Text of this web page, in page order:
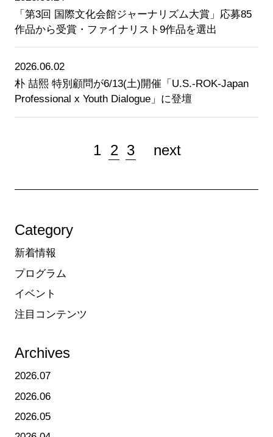
「第3回 国際文化会館ジャーナリズム大賞」応募85
作品から受賞・ファイナリスト9作品を選出
2026.06.02
朴 喆熙 特別顧問が6/13(土)開催「U.S.-ROK-Japan
Professional x Youth Dialogue」に登壇
1 2 3 next
Category
新着情報
プログラム
イベント
注目コンテンツ
Archives
2026.07
2026.06
2026.05